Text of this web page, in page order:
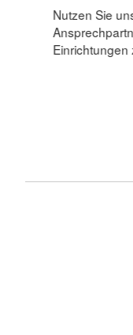
Nutzen Sie
Einrichtungen